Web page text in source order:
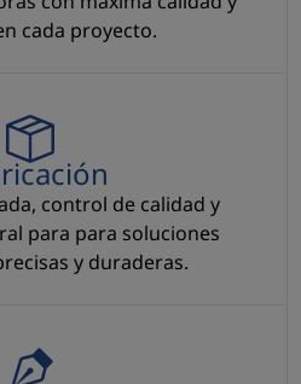
cada proyecto.
control de calidad y
para para soluciones
y duraderas.